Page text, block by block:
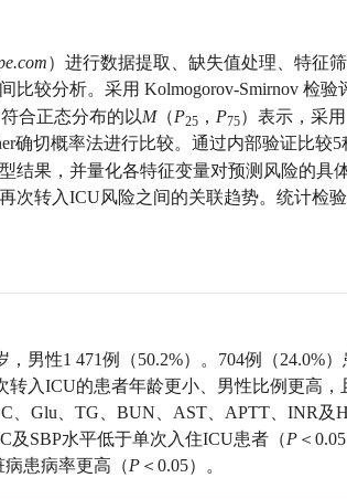
）进行数据提取、缺失值处理、特征
比较分析。采用 Kolmogorov-Smirnov 检
合正态分布的以M（P25， P75）表示，采用
确切概率法进行比较。通过内部验证比较
结果，并量化各特征变量对预测风险的具
次转入ICU风险之间的关联趋势。统计检
男性1 471例（50.2%）。704例（24.0%
转入ICU的患者年龄更小、男性比例更高
、Glu、TG、BUN、AST、APTT、INR及
及SBP水平低于单次入住ICU患者（P ＜
患病率更高（P ＜0.05）。